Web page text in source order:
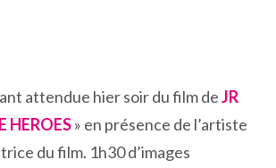
attendue hier soir du film deJR
HEROES» en présence de l’artiste
du film. 1h30 d’images